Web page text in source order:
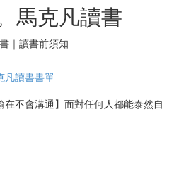
馬克凡讀書
｜讀書前須知
凡讀書書單
在不會溝通】面對任何人都能泰然自